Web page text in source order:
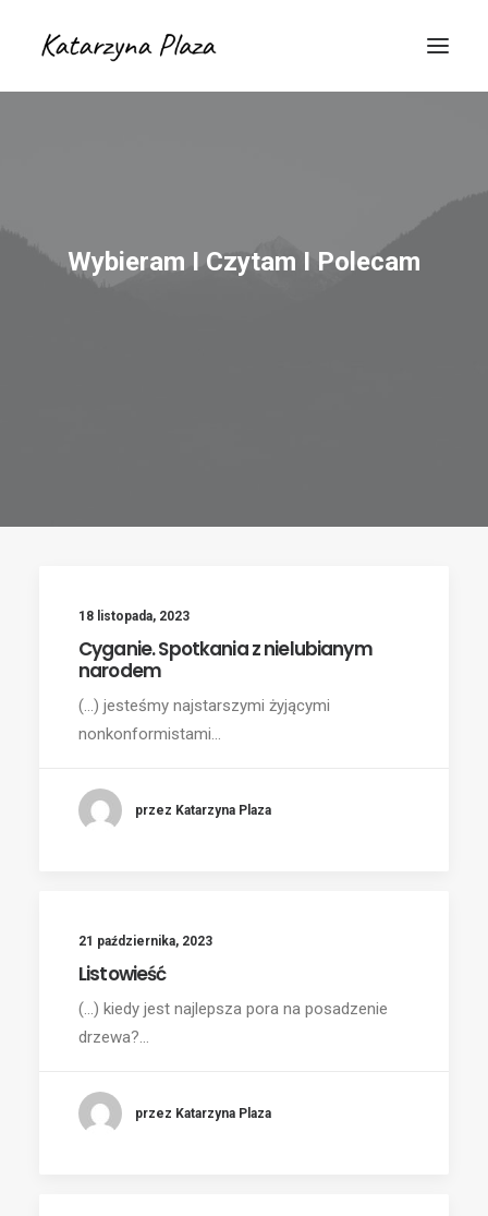
Wybieram I Czytam I Polecam
18 listopada, 2023
Cyganie. Spotkania z nielubianym
narodem
(...) jesteśmy najstarszymi żyjącymi
nonkonformistami…
przez Katarzyna Plaza
21 października, 2023
Listowieść
(...) kiedy jest najlepsza pora na posadzenie
drzewa?…
przez Katarzyna Plaza